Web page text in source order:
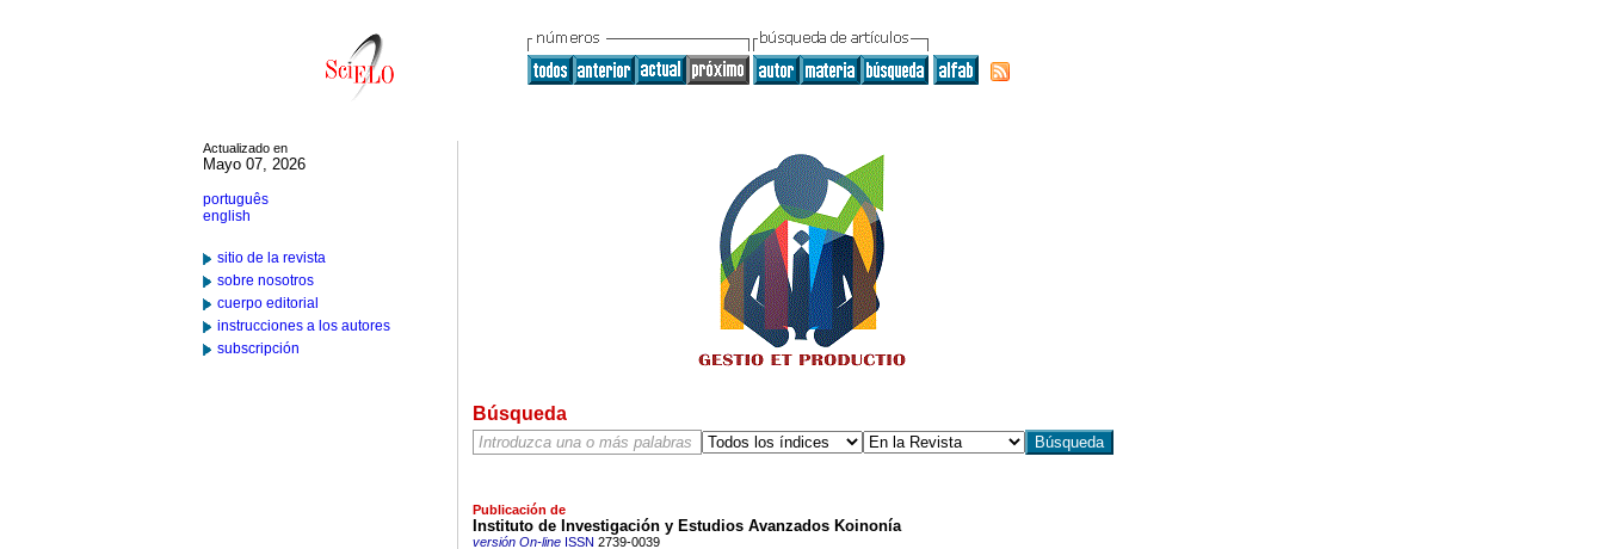
Actualizado en
Mayo 07, 2026
português
english
sitio de la revista
sobre nosotros
cuerpo editorial
instrucciones a los autores
subscripción
Búsqueda
Publicación de
Instituto de Investigación y Estudios Avanzados Koinonía
versión On-lineISSN 2739-0039